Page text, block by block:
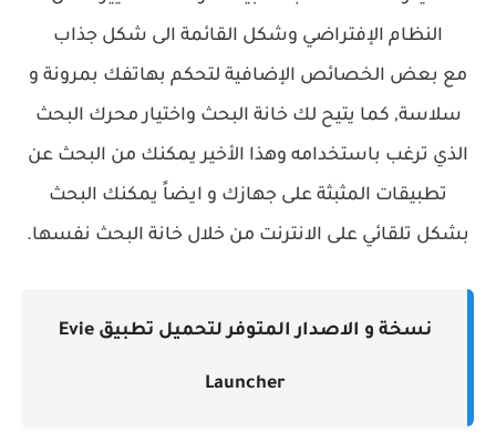
النظام الإفتراضي وشكل القائمة الى شكل جذاب
مع بعض الخصائص الإضافية لتحكم بهاتفك بمرونة و
سلاسة, كما يتيح لك خانة البحث واختيار محرك البحث
الذي ترغب باستخدامه وهذا الأخير يمكنك من البحث عن
تطبيقات المثبثة على جهازك و ايضاً يمكنك البحث
بشكل تلقائي على الانترنت من خلال خانة البحث نفسها.
نسخة و الاصدار المتوفر لتحميل تطبيق Evie
Launcher‏